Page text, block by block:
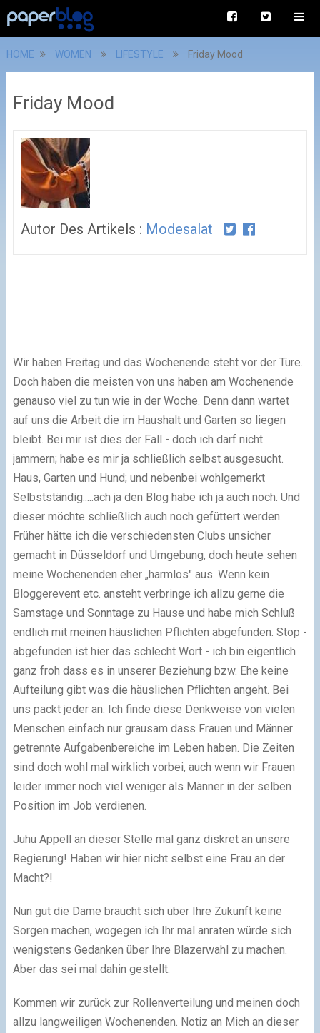
HOME WOMEN LIFESTYLE Friday Mood
Friday Mood
Autor Des Artikels : Modesalat
Wir haben Freitag und das Wochenende steht vor der Türe.
Doch haben die meisten von uns haben am Wochenende
genauso viel zu tun wie in der Woche. Denn dann wartet
auf uns die Arbeit die im Haushalt und Garten so liegen
bleibt. Bei mir ist dies der Fall - doch ich darf nicht
jammern; habe es mir ja schließlich selbst ausgesucht.
Haus, Garten und Hund; und nebenbei wohlgemerkt
Selbstständig.....ach ja den Blog habe ich ja auch noch. Und
dieser möchte schließlich auch noch gefüttert werden.
Früher hätte ich die verschiedensten Clubs unsicher
gemacht in Düsseldorf und Umgebung, doch heute sehen
meine Wochenenden eher „harmlos" aus. Wenn kein
Bloggerevent etc. ansteht verbringe ich allzu gerne die
Samstage und Sonntage zu Hause und habe mich Schluß
endlich mit meinen häuslichen Pflichten abgefunden. Stop -
abgefunden ist hier das schlecht Wort - ich bin eigentlich
ganz froh dass es in unserer Beziehung bzw. Ehe keine
Aufteilung gibt was die häuslichen Pflichten angeht. Bei
uns packt jeder an. Ich finde diese Denkweise von vielen
Menschen einfach nur grausam dass Frauen und Männer
getrennte Aufgabenbereiche im Leben haben. Die Zeiten
sind doch wohl mal wirklich vorbei, auch wenn wir Frauen
leider immer noch viel weniger als Männer in der selben
Position im Job verdienen.
Juhu Appell an dieser Stelle mal ganz diskret an unsere
Regierung! Haben wir hier nicht selbst eine Frau an der
Macht?!
Nun gut die Dame braucht sich über Ihre Zukunft keine
Sorgen machen, wogegen ich Ihr mal anraten würde sich
wenigstens Gedanken über Ihre Blazerwahl zu machen.
Aber das sei mal dahin gestellt.
Kommen wir zurück zur Rollenverteilung und meinen doch
allzu langweiligen Wochenenden. Notiz an Mich an dieser